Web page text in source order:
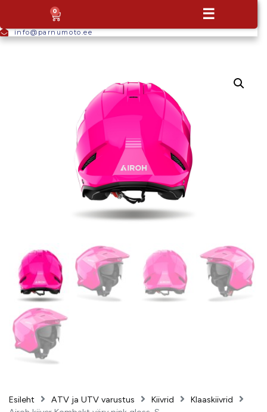
info@parnumoto.ee
0 ☰
Esileht ATV ja UTV varustus Kiivrid
Klaaskiivrid